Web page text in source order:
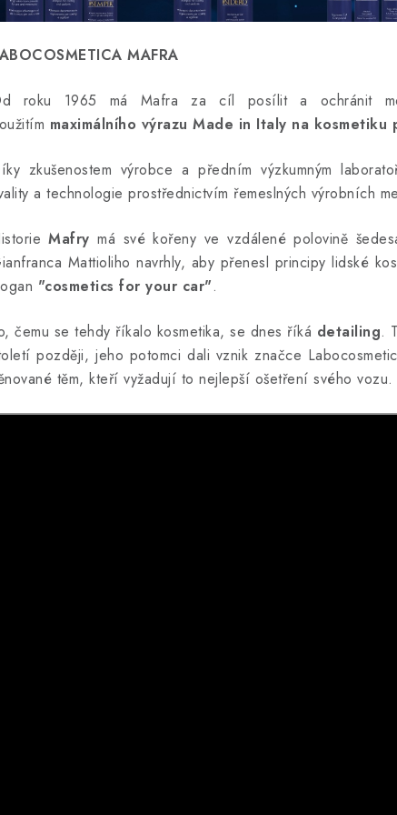
MAFRA
roku 1965 má Mafra za cíl posílit a ochránit
maximálního výrazu Made in Italy na kosmetiku
zkušenostem výrobce a předním výzkumným
a technologie prostřednictvím řemeslných výrobních
Mafry má své kořeny ve vzdálené polovině
Mattioliho navrhly, aby přenesl principy lidské
"cosmetics for your car".
čemu se tehdy říkalo kosmetika, se dnes říká detailing.
později, jeho potomci dali vznik značce
těm, kteří vyžadují to nejlepší ošetření svého vozu.